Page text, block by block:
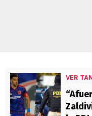
VER